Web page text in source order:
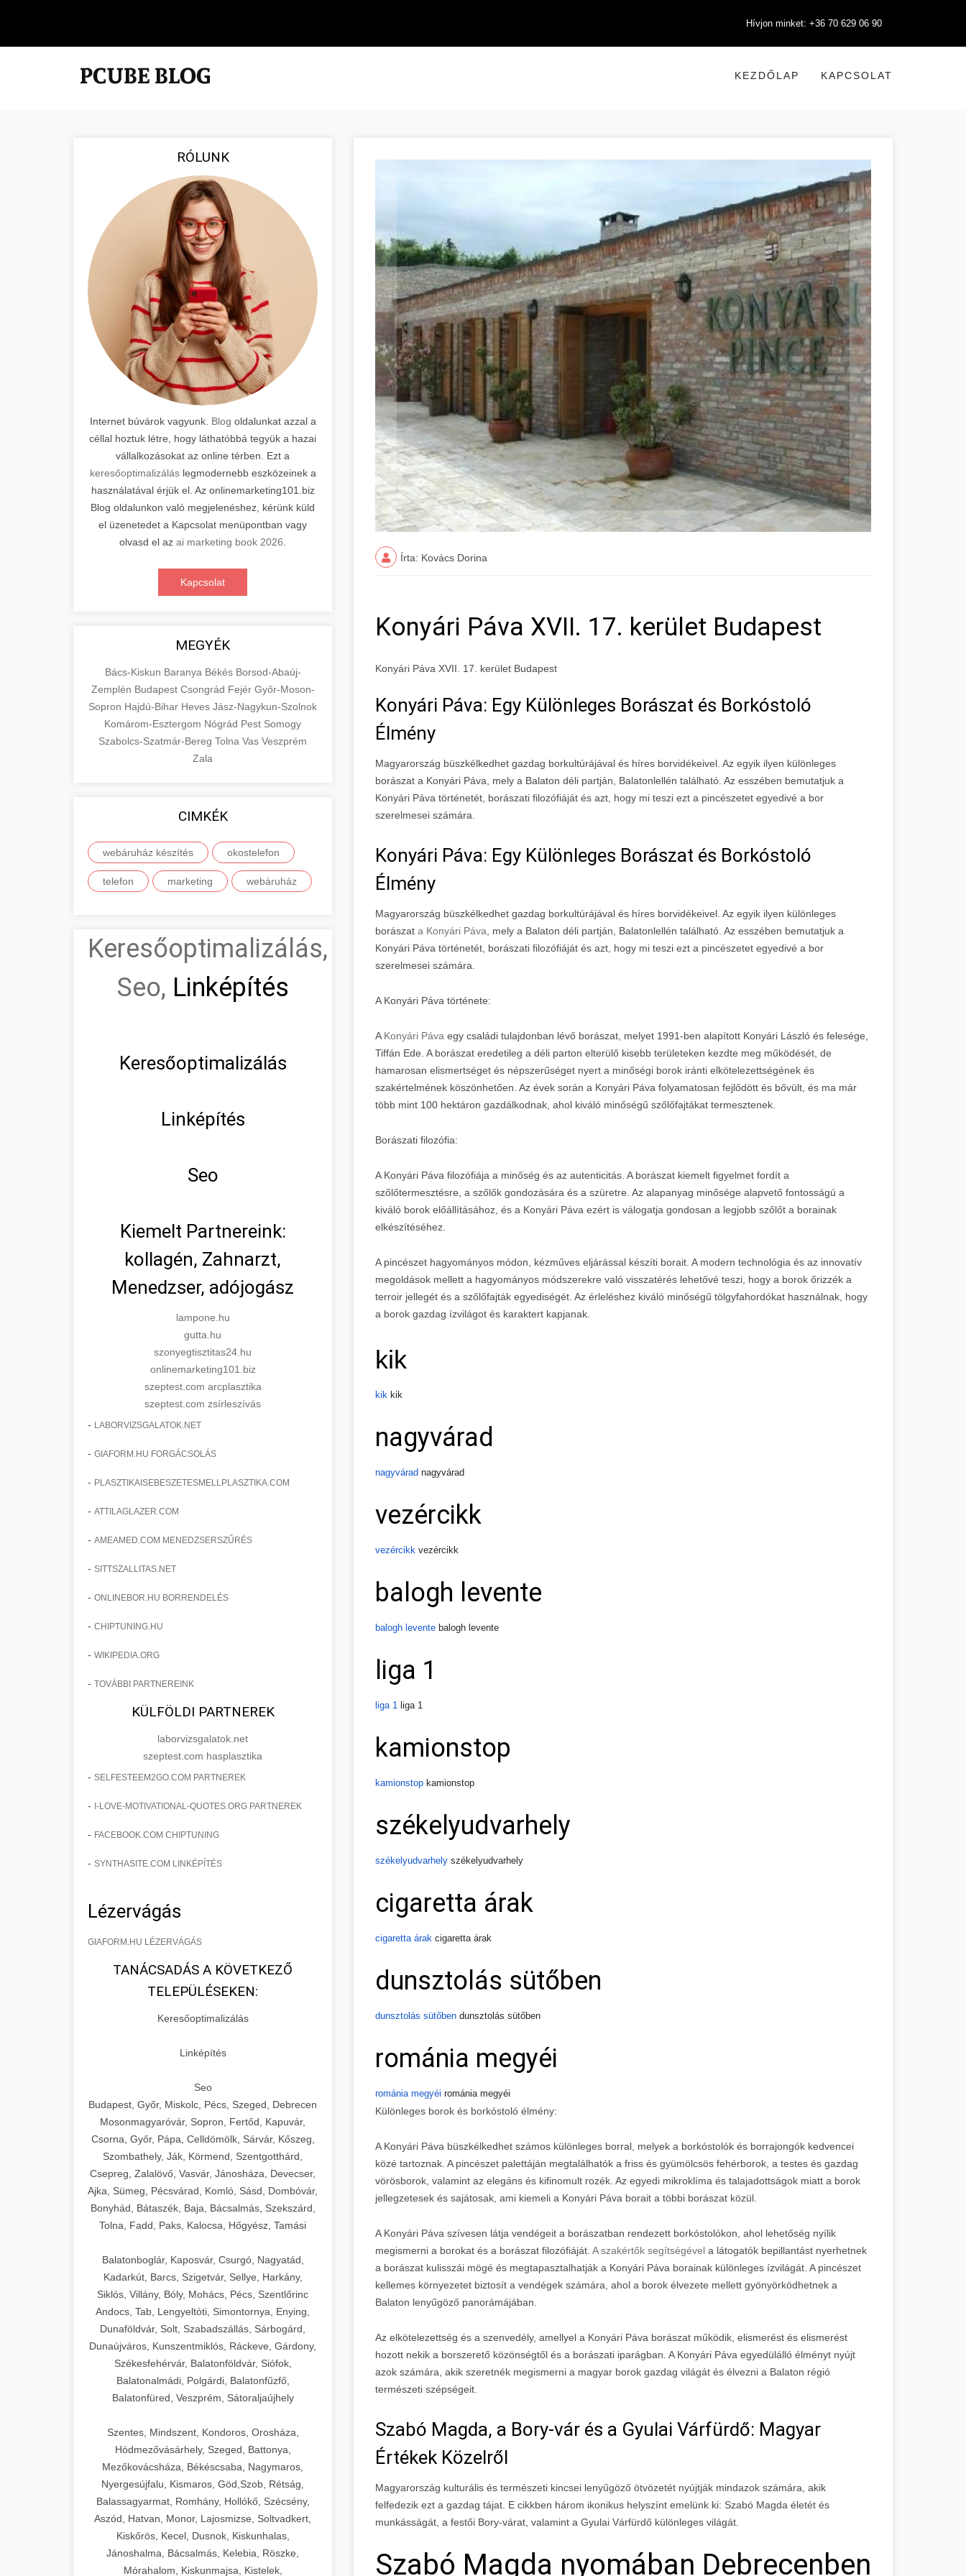
Hívjon minket: +36 70 629 06 90
KEZDŐLAP KAPCSOLAT
RÓLUNK
Internet búvárok vagyunk. Blog oldalunkat azzal a
céllal hoztuk létre, hogy láthatóbbá tegyük a hazai
vállalkozásokat az online térben. Ezt a
keresőoptimalizáláslegmodernebb eszközeinek a
használatával érjük el. Az onlinemarketing101.biz
Blog oldalunkon való megjelenéshez, kérünk küld
el üzenetedet a Kapcsolat menüpontban vagy
olvasd el az ai marketing book 2026
Kapcsolat
MEGYÉK
Bács-Kiskun Baranya Békés Borsod-Abaúj-
Zemplén Budapest Csongrád Fejér Győr-Moson-
Sopron Hajdú-Bihar Heves Jász-Nagykun-Szolnok
Komárom-Esztergom Nógrád Pest Somogy
Szabolcs-Szatmár-Bereg Tolna Vas Veszprém
Zala
CIMKÉK
webáruház készítés okostelefon
telefon marketing webáruház
Keresőoptimalizálás,
Seo, Linképítés
Keresőoptimalizálás
Linképítés
Seo
Kiemelt Partnereink:
kollagén, Zahnarzt,
Menedzser, adójogász
lampone.hu
gutta.hu
szonyegtisztitas24.hu
onlinemarketing101.biz
szeptest.com arcplasztika
szeptest.com zsírleszívás
- LABORVIZSGALATOK.NET
- GIAFORM.HU FORGÁCSOLÁS
- PLASZTIKAISEBESZETESMELLPLASZTIKA.COM
- ATTILAGLAZER.COM
- AMEAMED.COM MENEDZSERSZŰRÉS
- SITTSZALLITAS.NET
- ONLINEBOR.HU BORRENDELÉS
- CHIPTUNING.HU
- WIKIPEDIA.ORG
- TOVÁBBI PARTNEREINK
KÜLFÖLDI PARTNEREK
laborvizsgalatok.net
szeptest.com hasplasztika
- SELFESTEEM2GO.COM PARTNEREK
- I-LOVE-MOTIVATIONAL-QUOTES.ORG PARTNEREK
- FACEBOOK.COM CHIPTUNING
- SYNTHASITE.COM LINKÉPÍTÉS
Lézervágás
GIAFORM.HU LÉZERVÁGÁS
TANÁCSADÁS A KÖVETKEZŐ
TELEPÜLÉSEKEN:
Keresőoptimalizálás
Linképítés
Seo
Budapest, Győr, Miskolc, Pécs, Szeged, Debrecen
Mosonmagyaróvár, Sopron, Fertőd, Kapuvár,
Csorna, Győr, Pápa, Celldömölk, Sárvár, Kőszeg,
Szombathely, Ják, Körmend, Szentgotthárd,
Csepreg, Zalalövő, Vasvár, Jánosháza, Devecser,
Ajka, Sümeg, Pécsvárad, Komló, Sásd, Dombóvár,
Bonyhád, Bátaszék, Baja, Bácsalmás, Szekszárd,
Tolna, Fadd, Paks, Kalocsa, Hőgyész, Tamási
Balatonboglár, Kaposvár, Csurgó, Nagyatád,
Kadarkút, Barcs, Szigetvár, Sellye, Harkány,
Siklós, Villány, Bóly, Mohács, Pécs, Szentlőrinc
Andocs, Tab, Lengyeltóti, Simontornya, Enying,
Dunaföldvár, Solt, Szabadszállás, Sárbogárd,
Dunaújváros, Kunszentmiklós, Ráckeve, Gárdony,
Székesfehérvár, Balatonföldvár, Siófok,
Balatonalmádi, Polgárdi, Balatonfűzfő,
Balatonfüred, Veszprém, Sátoraljaújhely
Szentes, Mindszent, Kondoros, Orosháza,
Hódmezővásárhely, Szeged, Battonya,
Mezőkovácsháza, Békéscsaba, Nagymaros,
Nyergesújfalu, Kismaros, Göd,Szob, Rétság,
Balassagyarmat, Romhány, Hollókő, Szécsény,
Aszód, Hatvan, Monor, Lajosmizse, Soltvadkert,
Kiskőrös, Kecel, Dusnok, Kiskunhalas,
Jánoshalma, Bácsalmás, Kelebia, Röszke,
Mórahalom, Kiskunmajsa, Kistelek,
Írta: Kovács Dorina
Konyári Páva XVII. 17. kerület Budapest
Konyári Páva XVII. 17. kerület Budapest
Konyári Páva: Egy Különleges Borászat és Borkóstoló
Élmény
Magyarország büszkélkedhet gazdag borkultúrájával és híres borvidékeivel. Az egyik ilyen különleges
borászat a Konyári Páva, mely a Balaton déli partján, Balatonlellén található. Az esszében bemutatjuk a
Konyári Páva történetét, borászati filozófiáját és azt, hogy mi teszi ezt a pincészetet egyedivé a bor
szerelmesei számára.
Konyári Páva: Egy Különleges Borászat és Borkóstoló
Élmény
Magyarország büszkélkedhet gazdag borkultúrájával és híres borvidékeivel. Az egyik ilyen különleges
borászat a Konyári Páva , mely a Balaton déli partján, Balatonlellén található. Az esszében bemutatjuk a
Konyári Páva történetét, borászati filozófiáját és azt, hogy mi teszi ezt a pincészetet egyedivé a bor
szerelmesei számára.
A Konyári Páva története:
A Konyári Páva egy családi tulajdonban lévő borászat, melyet 1991-ben alapított Konyári László és felesége,
Tiffán Ede. A borászat eredetileg a déli parton elterülő kisebb területeken kezdte meg működését, de
hamarosan elismertséget és népszerűséget nyert a minőségi borok iránti elkötelezettségének és
szakértelmének köszönhetően. Az évek során a Konyári Páva folyamatosan fejlődött és bővült, és ma már
több mint 100 hektáron gazdálkodnak, ahol kiváló minőségű szőlőfajtákat termesztenek.
Borászati filozófia:
A Konyári Páva filozófiája a minőség és az autenticitás. A borászat kiemelt figyelmet fordít a
szőlőtermesztésre, a szőlők gondozására és a szüretre. Az alapanyag minősége alapvető fontosságú a
kiváló borok előállításához, és a Konyári Páva ezért is válogatja gondosan a legjobb szőlőt a borainak
elkészítéséhez.
A pincészet hagyományos módon, kézműves eljárással készíti borait. A modern technológia és az innovatív
megoldások mellett a hagyományos módszerekre való visszatérés lehetővé teszi, hogy a borok őrizzék a
terroir jellegét és a szőlőfajták egyediségét. Az érleléshez kiváló minőségű tölgyfahordókat használnak, hogy
a borok gazdag ízvilágot és karaktert kapjanak.
kik
kik kik
nagyvárad
nagyvárad nagyvárad
vezércikk
vezércikk vezércikk
balogh levente
balogh levente balogh levente
liga 1
liga 1 liga 1
kamionstop
kamionstop kamionstop
székelyudvarhely
székelyudvarhely székelyudvarhely
cigaretta árak
cigaretta árak cigaretta árak
dunsztolás sütőben
dunsztolás sütőben dunsztolás sütőben
románia megyéi
románia megyéi románia megyéi
Különleges borok és borkóstoló élmény:
A Konyári Páva büszkélkedhet számos különleges borral, melyek a borkóstolók és borrajongók kedvencei
közé tartoznak. A pincészet palettáján megtalálhatók a friss és gyümölcsös fehérborok, a testes és gazdag
vörösborok, valamint az elegáns és kifinomult rozék. Az egyedi mikroklíma és talajadottságok miatt a borok
jellegzetesek és sajátosak, ami kiemeli a Konyári Páva borait a többi borászat közül.
A Konyári Páva szívesen látja vendégeit a borászatban rendezett borkóstolókon, ahol lehetőség nyílik
megismerni a borokat és a borászat filozófiáját. A szakértők segítségével a látogatók bepillantást nyerhetnek
a borászat kulisszái mögé és megtapasztalhatják a Konyári Páva borainak különleges ízvilágát. A pincészet
kellemes környezetet biztosít a vendégek számára, ahol a borok élvezete mellett gyönyörködhetnek a
Balaton lenyűgöző panorámájában.
Az elkötelezettség és a szenvedély, amellyel a Konyári Páva borászat működik, elismerést és elismerést
hozott nekik a borszerető közönségtől és a borászati iparágban. A Konyári Páva egyedülálló élményt nyújt
azok számára, akik szeretnék megismerni a magyar borok gazdag világát és élvezni a Balaton régió
természeti szépségeit.
Szabó Magda, a Bory-vár és a Gyulai Várfürdő: Magyar
Értékek Közelről
Magyarország kulturális és természeti kincsei lenyűgöző ötvözetét nyújtják mindazok számára, akik
felfedezik ezt a gazdag tájat. E cikkben három ikonikus helyszínt emelünk ki: Szabó Magda életét és
munkásságát, a festői Bory-várat, valamint a Gyulai Várfürdő különleges világát.
Szabó Magda nyomában Debrecenben